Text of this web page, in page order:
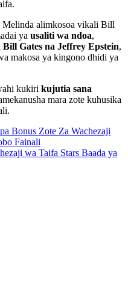
alimkosoa vikali Bill
ya usaliti wa ndoa,
Gates na Jeffrey Epstein,
makosa ya kingono dhidi ya
kukiri kujutia sana
mara zote kuhusika
Bonus Zote Za Wachezaji
Fainali
wa Taifa Stars Baada ya